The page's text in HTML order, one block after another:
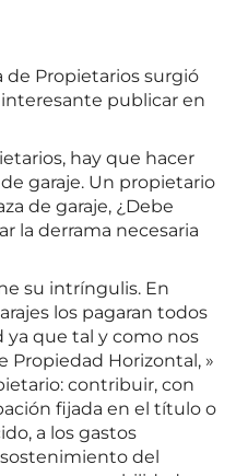
de Propietarios surgió
publicar en
hay que hacer
garaje. Un propietario
de garaje, ¿Debe
la derrama necesaria
su intríngulis. En
los pagaran todos
ya que tal y como nos
Propiedad Horizontal, »
contribuir, con
fijada en el título o
a los gastos
del